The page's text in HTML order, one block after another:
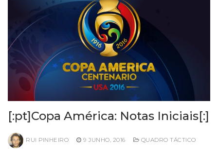
[:pt]Copa América: Notas Iniciais[:]
RUI PINHEIRO 9 JUNHO, 2016 QUADRO TÁCTICO